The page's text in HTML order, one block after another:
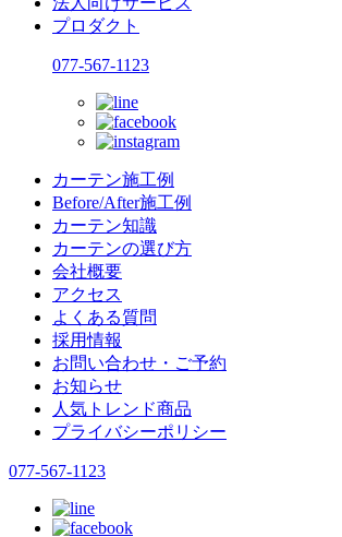
プロダクト
077-567-1123
カーテン施工例
Before/After施工例
カーテン知識
カーテンの選び方
会社概要
アクセス
よくある質問
採用情報
お問い合わせ・ご予約
お知らせ
人気トレンド商品
プライバシーポリシー
077-567-1123